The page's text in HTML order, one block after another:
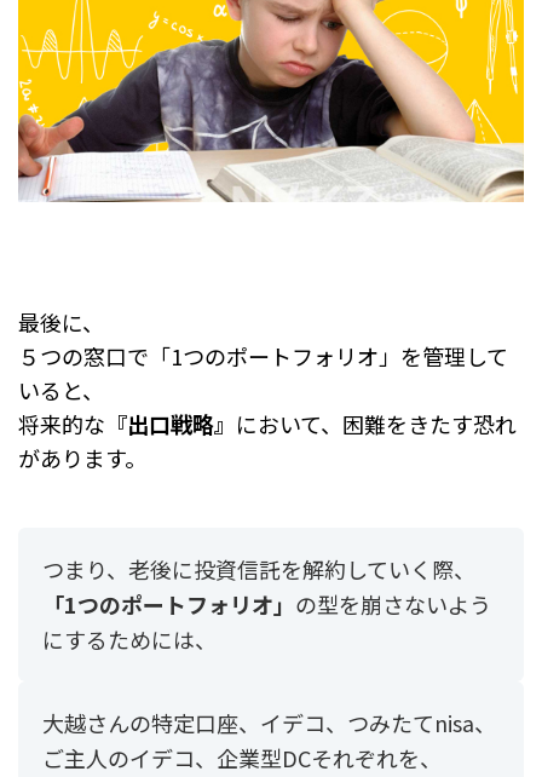
最後に、
５つの窓口で「1つのポートフォリオ」を管理して
いると、
将来的な 『出口戦略』 において、困難をきたす恐れ
があります。
つまり、老後に投資信託を解約していく際、
「1つのポートフォリオ」 の型を崩さないよう
にするためには、
大越さんの特定口座、イデコ、つみたてnisa、
ご主人のイデコ、企業型DCそれぞれを、